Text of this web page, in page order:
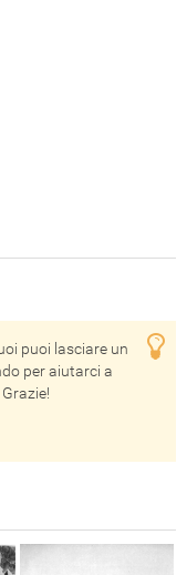
puoi lasciare un
per aiutarci a